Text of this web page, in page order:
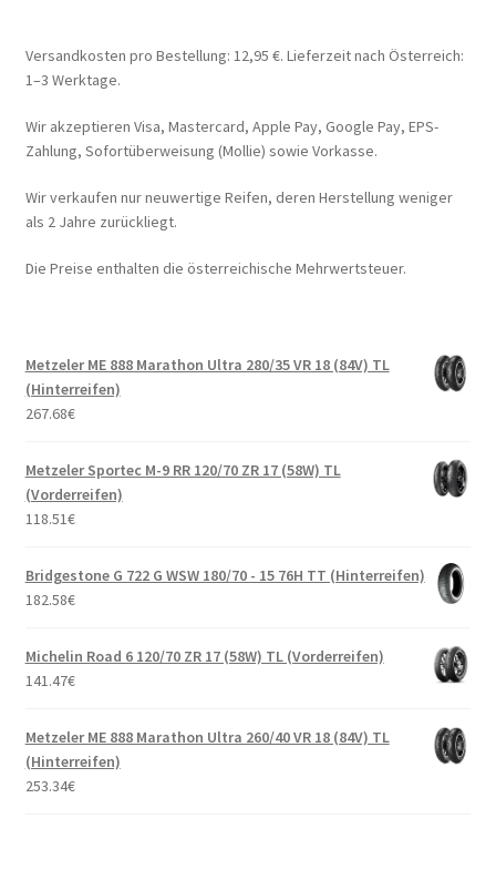
Versandkosten pro Bestellung: 12,95 €. Lieferzeit nach Österreich:
1–3 Werktage.
Wir akzeptieren Visa, Mastercard, Apple Pay, Google Pay, EPS-
Zahlung, Sofortüberweisung (Mollie) sowie Vorkasse.
Wir verkaufen nur neuwertige Reifen, deren Herstellung weniger
als 2 Jahre zurückliegt.
Die Preise enthalten die österreichische Mehrwertsteuer.
Metzeler ME 888 Marathon Ultra 280/35 VR 18 (84V) TL
(Hinterreifen)
267.68€
Metzeler Sportec M-9 RR 120/70 ZR 17 (58W) TL
(Vorderreifen)
118.51€
Bridgestone G 722 G WSW 180/70 - 15 76H TT (Hinterreifen)
182.58€
Michelin Road 6 120/70 ZR 17 (58W) TL (Vorderreifen)
141.47€
Metzeler ME 888 Marathon Ultra 260/40 VR 18 (84V) TL
(Hinterreifen)
253.34€